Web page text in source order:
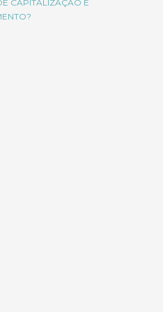
CAPITALIZAÇÃO É